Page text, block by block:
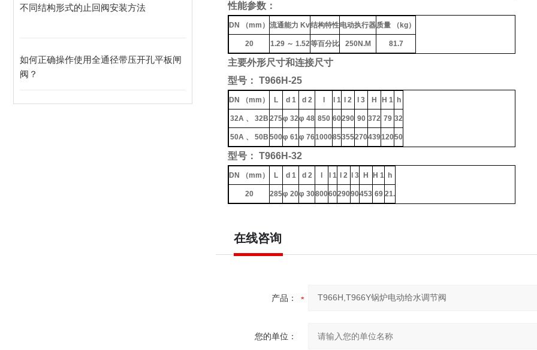
不同结构形式的止回阀安装方法
如何正确操作使用全通径带压开孔平板闸
阀？
性能参数：
DN （mm） 流通能力 Kv结构特性电动执行器质量 （kg）
20 1.29 ～ 1.52等百分比 250N.M 81.7
主要外形尺寸和连接尺寸
型号： T966H-25
DN （mm） L d 1 d 2 l 1 l 2 l 3 H H 1 h
32A 、 32B 275φ 32φ 48 850 60290 90 372 79 32
50A 、 50B 500φ 61φ 7610008535527043912050
型号： T966H-32
DN （mm） L d 1 d 2 l 1 l 2 l 3 H H 1 h
20 285φ 20φ 308006029090453 69 21.
在线咨询
产品：
您的单位：